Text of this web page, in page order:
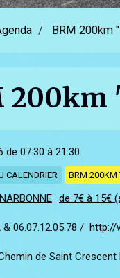
BRM 200km
200km
de 07:30 à 21:30
CALENDRIER BRM 200KM
de 7€ à 15€
06.07.12.05.78 http://
de Saint Crescent